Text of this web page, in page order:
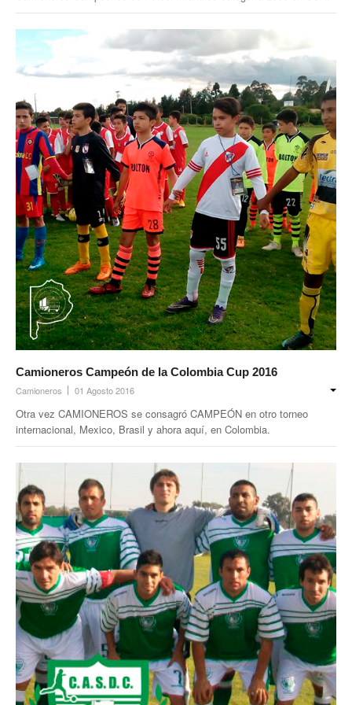
Noticias ramas
Noticias gremiales
Atención Transitoria de Anses ULAT
CCT 40/89
Psicofísico
Obra social
Oschoca
Autoridades obra social
Clínicas de atención
Seccionales oschoca
Consultorios externos
Medicamentos
Formularios
Farmacias
Autorizaciones PMI
Autorizaciones
Reintegros
Requisitos fertilidad
Credencial digital OSCHOCA
Coseguros y Exenciones
Camioneros Campeón de la Colombia Cup 2016
Camioneros 01 Agosto 2016
Otra vez CAMIONEROS se consagró CAMPEÓN en otro torneo
internacional, Mexico, Brasil y ahora aquí, en Colombia.